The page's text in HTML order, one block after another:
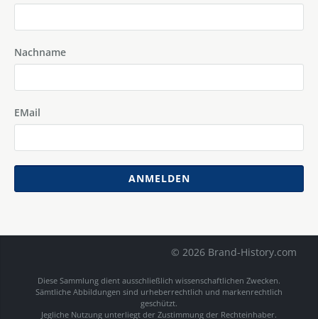
Nachname
EMail
ANMELDEN
© 2026 Brand-History.com
Diese Sammlung dient ausschließlich wissenschaftlichen Zwecken.
Sämtliche Abbildungen sind urheberrechtlich und markenrechtlich
geschützt.
Jegliche Nutzung unterliegt der Zustimmung der Rechteinhaber.